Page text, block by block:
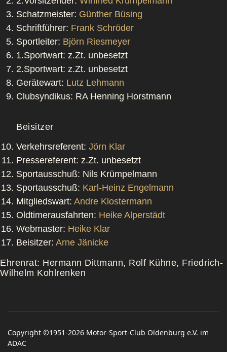
Schatzmeister: Günther Büsing
Schriftführer: Frank Schröder
Sportleiter: Björn Riesmeyer
1.Sportwart: z.Zt. unbesetzt
2.Sportwart: z.Zt. unbesetzt
Gerätewart: Lutz Lehmann
Clubsyndikus: RA Henning Horstmann
Beisitzer
Verkehrsreferent: Jörn Klar
Pressereferent: z.Zt. unbesetzt
Sportausschuß: Nils Krümpelmann
Sportausschuß: Karl-Heinz Engelmann
Mitgliedswart: Andre Klostermann
Oldtimerausfahrten: Heike Alperstädt
Webmaster: Heike Klar
Beisitzer: Arne Jänicke
Ehrenrat: Hermann Dittmann, Rolf Kühne, Friedrich-
Wilhelm Kohlrenken
Copyright ©1951-2026 Motor-Sport-Club Oldenburg e.V. im
ADAC